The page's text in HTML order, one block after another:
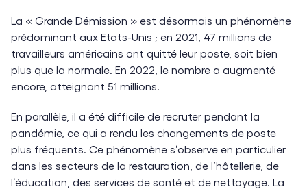
La « Grande Démission » est désormais un phénomène
prédominant aux Etats-Unis ; en 2021, 47 millions de
travailleurs américains ont quitté leur poste, soit bien
plus que la normale. En 2022, le nombre a augmenté
encore, atteignant 51 millions.
En parallèle, il a été difficile de recruter pendant la
pandémie, ce qui a rendu les changements de poste
plus fréquents. Ce phénomène s’observe en particulier
dans les secteurs de la restauration, de l’hôtellerie, de
l’éducation, des services de santé et de nettoyage. La